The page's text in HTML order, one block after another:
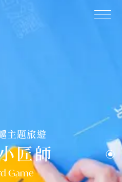
西鄉紅羅村魚灶
Township, Penghu County
主題旅遊
匠師
Game